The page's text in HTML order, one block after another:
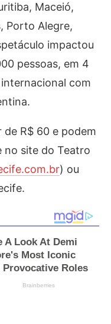
Maceió,
Porto Alegre,
impactou
pessoas, em 4
com
R$ 60 e podem
no site do Teatro
) ou